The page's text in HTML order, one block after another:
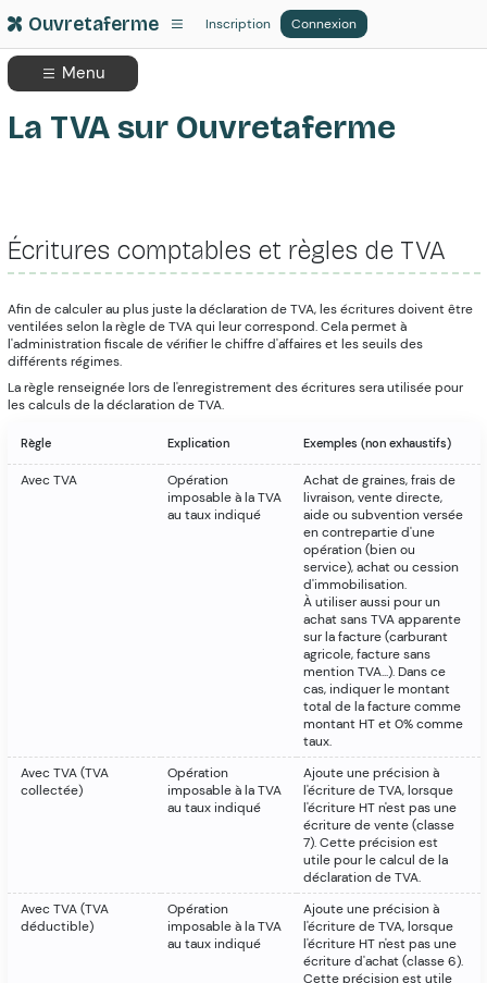
Ouvretaferme Inscription Connexion
Menu
La TVA sur Ouvretaferme
Écritures comptables et règles de TVA
Afin de calculer au plus juste la déclaration de TVA, les écritures doivent être
ventilées selon la règle de TVA qui leur correspond. Cela permet à
l'administration fiscale de vérifier le chiffre d'affaires et les seuils des
différents régimes.
La règle renseignée lors de l'enregistrement des écritures sera utilisée pour
les calculs de la déclaration de TVA.
Règle Explication Exemples (non exhaustifs)
Avec TVA
Opération
imposable à la TVA
au taux indiqué
Achat de graines, frais de
livraison, vente directe,
aide ou subvention versée
en contrepartie d'une
opération (bien ou
service), achat ou cession
d'immobilisation.
À utiliser aussi pour un
achat sans TVA apparente
sur la facture (carburant
agricole, facture sans
mention TVA...). Dans ce
cas, indiquer le montant
total de la facture comme
montant HT et 0% comme
taux.
Avec TVA (TVA
collectée)
Opération
imposable à la TVA
au taux indiqué
Ajoute une précision à
l'écriture de TVA, lorsque
l'écriture HT n'est pas une
écriture de vente (classe
7). Cette précision est
utile pour le calcul de la
déclaration de TVA.
Avec TVA (TVA
déductible)
Opération
imposable à la TVA
au taux indiqué
Ajoute une précision à
l'écriture de TVA, lorsque
l'écriture HT n'est pas une
écriture d'achat (classe 6).
Cette précision est utile